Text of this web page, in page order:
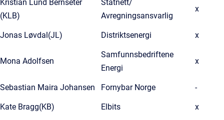
Kristian Lund Bernseter
(KLB)
Statnett/
Avregningsansvarlig
x
Jonas Løvdal(JL) Distriktsenergi x
Mona Adolfsen
Samfunnsbedriftene
Energi
x
Sebastian Maira Johansen Fornybar Norge -
Kate Bragg(KB) Elbits x